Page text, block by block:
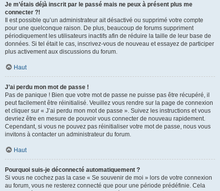
Je m’étais déjà inscrit par le passé mais ne peux à présent plus me
connecter ?!
Il est possible qu’un administrateur ait désactivé ou supprimé votre compte
pour une quelconque raison. De plus, beaucoup de forums suppriment
périodiquement les utilisateurs inactifs afin de réduire la taille de leur base de
données. Si tel était le cas, inscrivez-vous de nouveau et essayez de participer
plus activement aux discussions du forum.
Haut
J’ai perdu mon mot de passe !
Pas de panique ! Bien que votre mot de passe ne puisse pas être récupéré, il
peut facilement être réinitialisé. Veuillez vous rendre sur la page de connexion
et cliquer sur « J’ai perdu mon mot de passe ». Suivez les instructions et vous
devriez être en mesure de pouvoir vous connecter de nouveau rapidement.
Cependant, si vous ne pouvez pas réinitialiser votre mot de passe, nous vous
invitons à contacter un administrateur du forum.
Haut
Pourquoi suis-je déconnecté automatiquement ?
Si vous ne cochez pas la case « Se souvenir de moi » lors de votre connexion
au forum, vous ne resterez connecté que pour une période prédéfinie. Cela